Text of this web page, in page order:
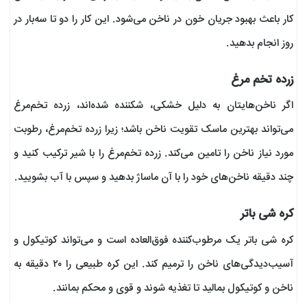
کار باعث بهبود جریان خون در ناخن می‌شود. این کار را دو تا سه‌بار در
روز انجام بدهید.
زرده تخم مرغ
اگر ناخن‌هایتان به دلیل خشکی، شکننده شده‌اند، زرده‌ تخم‌مرغ
می‌تواند بهترین ماسک تقویت ناخن باشد؛ زیرا زرده‌ تخم‌مرغ، رطوبت
مورد نیاز ناخن را تامین می‌کند. زرده‌ تخم‌مرغ را با شیر ترکیب کنید و
چند دقیقه ناخن‌های خود را با آن ماساژ بدهید و سپس با آب بشویید.
کره شی باتر
کره‌ شی باتر یک مرطوب‌‌کننده‌ فوق‌العاده است و می‌تواند کوتیکول و
آسیب‌دیدگی‌های ناخن را ترمیم کند. این کره طبیعی را ۲۰ دقیقه به
ناخن و کوتیکول بمالید تا تغذیه شوند و قوی و محکم بمانند.